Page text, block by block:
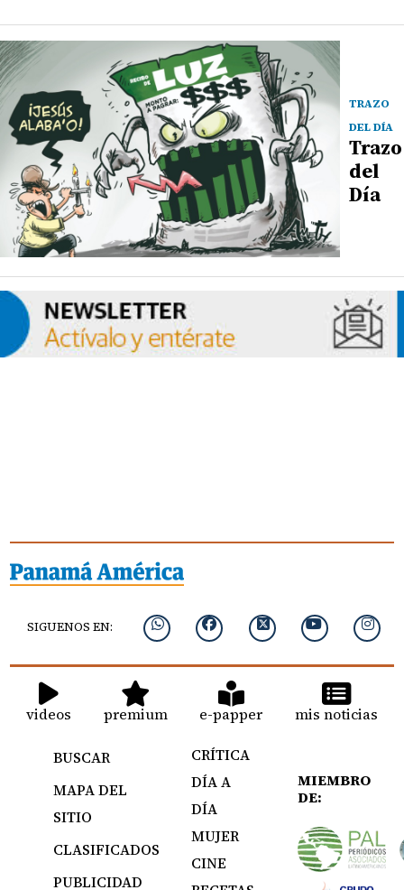
TRAZO
DEL DÍA
Trazo
del
Día
SIGUENOS EN:
videos premium e-papper mis noticias
BUSCAR
MAPA DEL
SITIO
CLASIFICADOS
PUBLICIDAD
CRÍTICA
DÍA A
DÍA
MUJER
CINE
MIEMBRO
DE: